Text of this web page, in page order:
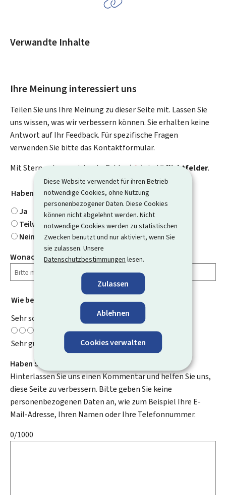
Diese Website verwendet für ihren Betrieb
notwendige Cookies, ohne Nutzung
personenbezogener Daten. Diese Cookies
können nicht abgelehnt werden. Nicht
notwendige Cookies werden zu statistischen
Zwecken benutzt und nur aktiviert, wenn Sie
sie zulassen. Unsere
Datenschutzbestimmungen lesen.
Zulassen
Ablehnen
Cookies verwalten
Verwandte Inhalte
Ihre Meinung interessiert uns
Teilen Sie uns Ihre Meinung zu dieser Seite mit. Lassen Sie
uns wissen, was wir verbessern können. Sie erhalten keine
Antwort auf Ihr Feedback. Für spezifische Fragen
verwenden Sie bitte das Kontaktformular.
Mit Stern gekennzeichnete Felder ( * ) sindPflichtfelder.
Haben Sie gefunden, wonach Sie gesucht haben?
Ja
Teilweise
Nein
Wonach haben Sie gesucht?
Wie bewerten Sie diese Seite? *
Sehr schlecht
Sehr gut
Haben Sie Verbesserungsvorschläge?
Hinterlassen Sie uns einen Kommentar und helfen Sie uns,
diese Seite zu verbessern. Bitte geben Sie keine
personenbezogenen Daten an, wie zum Beispiel Ihre E-
Mail-Adresse, Ihren Namen oder Ihre Telefonnummer.
0/1000